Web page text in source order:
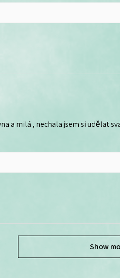
a milá , nechala jsem si udělat
Show